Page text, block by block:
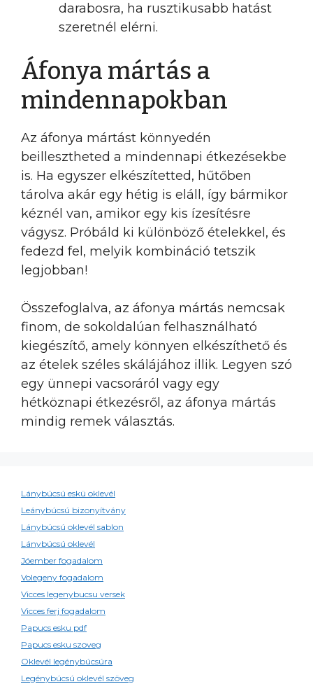
darabosra, ha rusztikusabb hatást
szeretnél elérni.
Áfonya mártás a
mindennapokban
Az áfonya mártást könnyedén
beillesztheted a mindennapi étkezésekbe
is. Ha egyszer elkészítetted, hűtőben
tárolva akár egy hétig is eláll, így bármikor
kéznél van, amikor egy kis ízesítésre
vágysz. Próbáld ki különböző ételekkel, és
fedezd fel, melyik kombináció tetszik
legjobban!
Összefoglalva, az áfonya mártás nemcsak
finom, de sokoldalúan felhasználható
kiegészítő, amely könnyen elkészíthető és
az ételek széles skálájához illik. Legyen szó
egy ünnepi vacsoráról vagy egy
hétköznapi étkezésről, az áfonya mártás
mindig remek választás.
Lánybúcsú eskü oklevél
Leánybúcsú bizonyítvány
Lánybúcsú oklevél sablon
Lánybúcsú oklevél
Jóember fogadalom
Volegeny fogadalom
Vicces legenybucsu versek
Vicces ferj fogadalom
Papucs esku pdf
Papucs esku szoveg
Oklevél legénybúcsúra
Legénybúcsú oklevél szöveg